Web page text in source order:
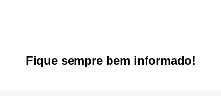
Fique sempre bem informado!